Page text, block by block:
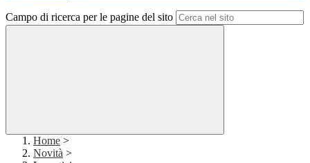
Campo di ricerca per le pagine del sito
Home >
Novità >